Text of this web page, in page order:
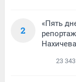
2
«Пять
23 343